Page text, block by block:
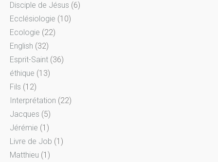
Disciple de Jésus (6)
Ecclésiologie (10)
Ecologie (22)
English (32)
Esprit-Saint (36)
éthique (13)
Fils (12)
Interprétation (22)
Jacques (5)
Jérémie (1)
Livre de Job (1)
Matthieu (1)